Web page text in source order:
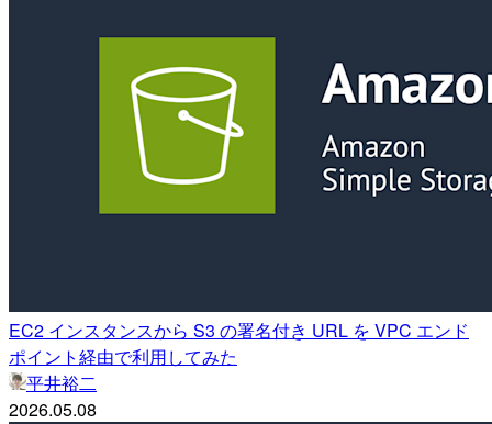
EC2 インスタンスから S3 の署名付き URL を VPC エンド
ポイント経由で利用してみた
平井裕二
2026.05.08